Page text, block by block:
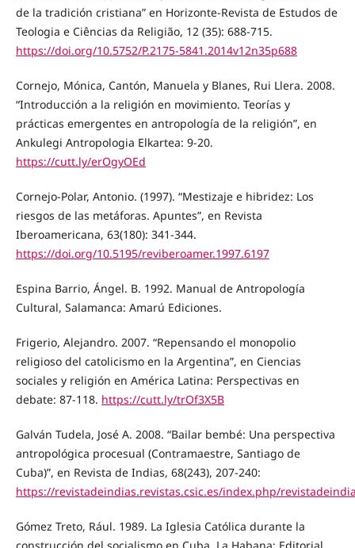
de la tradición cristiana” en Horizonte-Revista de Estudos de
Teologia e Ciências da Religião, 12 (35): 688-715.
https://doi.org/10.5752/P.2175-5841.2014v12n35p688
Cornejo, Mónica, Cantón, Manuela y Blanes, Rui Llera. 2008.
“Introducción a la religión en movimiento. Teorías y
prácticas emergentes en antropología de la religión”, en
Ankulegi Antropologia Elkartea: 9-20.
https://cutt.ly/erOgyOEd
Cornejo-Polar, Antonio. (1997). “Mestizaje e hibridez: Los
riesgos de las metáforas. Apuntes”, en Revista
Iberoamericana, 63(180): 341-344.
https://doi.org/10.5195/reviberoamer.1997.6197
Espina Barrio, Ángel. B. 1992. Manual de Antropología
Cultural, Salamanca: Amarú Ediciones.
Frigerio, Alejandro. 2007. “Repensando el monopolio
religioso del catolicismo en la Argentina”, en Ciencias
sociales y religión en América Latina: Perspectivas en
debate: 87-118. https://cutt.ly/trOf3X5B
Galván Tudela, José A. 2008. “Bailar bembé: Una perspectiva
antropológica procesual (Contramaestre, Santiago de
Cuba)”, en Revista de Indias, 68(243), 207-240:
https://revistadeindias.revistas.csic.es/index.php/
Gómez Treto, Rául. 1989. La Iglesia Católica durante la